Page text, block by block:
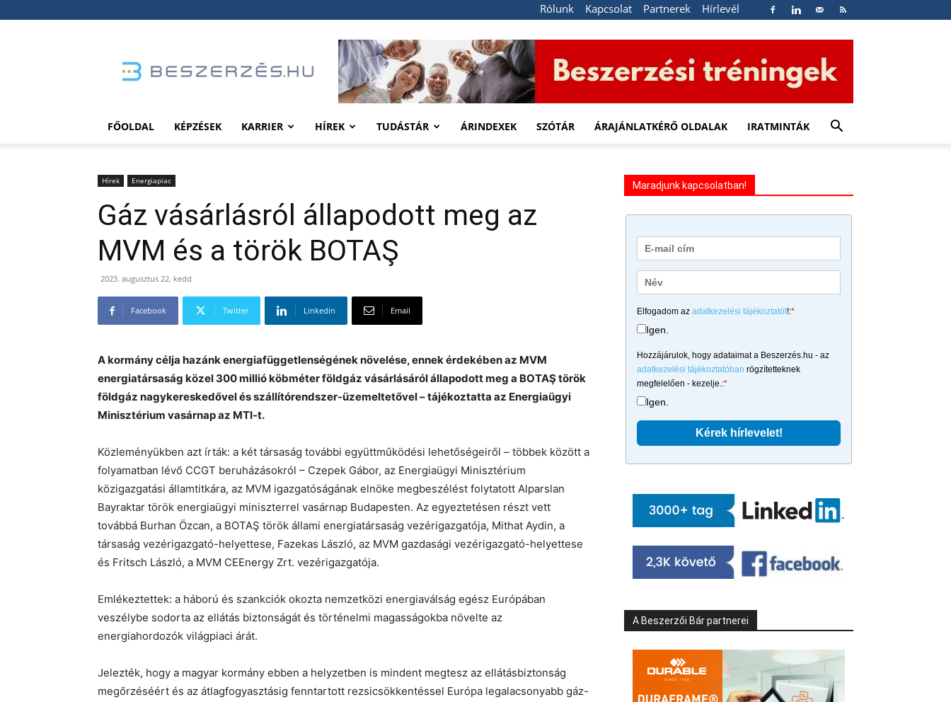
Rólunk Kapcsolat Partnerek Hírlevél
FŐOLDAL KÉPZÉSEK KARRIER HÍREK TUDÁSTÁR ÁRINDEXEK SZÓTÁR ÁRAJÁNLATKÉRŐ OLDALAK IRATMINTÁK
Hírek Energiapiac
Gáz vásárlásról állapodott meg az
MVM és a török BOTAŞ
2023. augusztus 22. kedd
Facebook Twitter Linkedin Email
A kormány célja hazánk energiafüggetlenségének növelése, ennek érdekében az MVM
energiatársaság közel 300 millió köbméter földgáz vásárlásáról állapodott meg a BOTAŞ török
földgáz nagykereskedővel és szállítórendszer-üzemeltetővel – tájékoztatta az Energiaügyi
Minisztérium vasárnap az MTI-t.
Közleményükben azt írták: a két társaság további együttműködési lehetőségeiről – többek között a
folyamatban lévő CCGT beruházásokról – Czepek Gábor, az Energiaügyi Minisztérium
közigazgatási államtitkára, az MVM igazgatóságának elnöke megbeszélést folytatott Alparslan
Bayraktar török energiaügyi miniszterrel vasárnap Budapesten. Az egyeztetésen részt vett
továbbá Burhan Özcan, a BOTAŞ török állami energiatársaság vezérigazgatója, Mithat Aydin, a
társaság vezérigazgató-helyettese, Fazekas László, az MVM gazdasági vezérigazgató-helyettese
és Fritsch László, a MVM CEEnergy Zrt. vezérigazgatója.
Emlékeztettek: a háború és szankciók okozta nemzetközi energiaválság egész Európában
veszélybe sodorta az ellátás biztonságát és történelmi magasságokba növelte az
energiahordozók világpiaci árát.
Jelezték, hogy a magyar kormány ebben a helyzetben is mindent megtesz az ellátásbiztonság
megőrzéséért és az átlagfogyasztásig fenntartott rezsicsökkentéssel Európa legalacsonyabb gáz-
Maradjunk kapcsolatban!
Elfogadom az adatkezelési tájékoztatót!:*
Igen.
Hozzájárulok, hogy adataimat a Beszerzés.hu - az
adatkezelési tájékoztatóban rögzítetteknek
megfelelően - kezelje.:*
Igen.
A Beszerzői Bár partnerei